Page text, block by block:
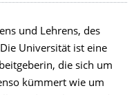
und Lehrens, des
Universität ist eine
die sich um
kümmert wie um